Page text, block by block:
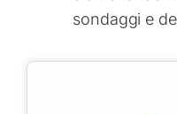
sondaggi e